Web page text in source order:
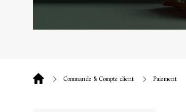
Commande & Compte client Paiement